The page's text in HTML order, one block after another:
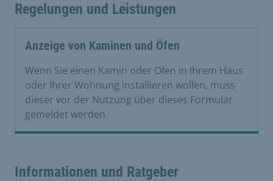
Regelungen und Leistungen
Anzeige von Kaminen und Öfen
Wenn Sie einen Kamin oder Ofen in Ihrem Haus
oder Ihrer Wohnung installieren wollen, muss
dieser vor der Nutzung über dieses Formular
gemeldet werden.
Informationen und Ratgeber